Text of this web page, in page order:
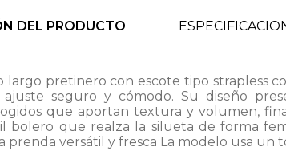
DEL PRODUCTO
largo pretinero con escote tipo strapless
seguro y cómodo. Su diseño
que aportan textura y volumen,
bolero que realza la silueta de forma
prenda versátil y fresca La modelo usa un